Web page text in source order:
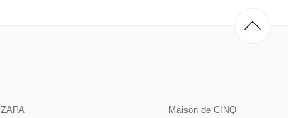
ZAPA
Maison de CINQ